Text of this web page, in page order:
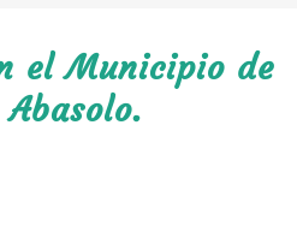
el Municipio de